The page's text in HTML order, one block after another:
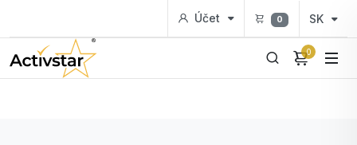
Účet 0 SK
0